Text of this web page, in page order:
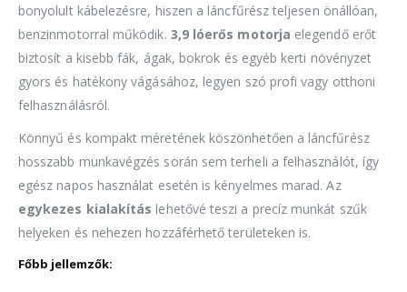
bonyolult kábelezésre, hiszen a láncfűrész teljesen önállóan,
benzinmotorral működik. 3,9 lóerős motorja elegendő erőt
biztosít a kisebb fák, ágak, bokrok és egyéb kerti növényzet
gyors és hatékony vágásához, legyen szó profi vagy otthoni
felhasználásról.
Könnyű és kompakt méretének köszönhetően a láncfűrész
hosszabb munkavégzés során sem terheli a felhasználót, így
egész napos használat esetén is kényelmes marad. Az
egykezes kialakítás lehetővé teszi a precíz munkát szűk
helyeken és nehezen hozzáférhető területeken is.
Főbb jellemzők: